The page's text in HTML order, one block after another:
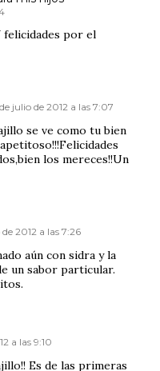
felicidades por el
julio de 2012 a las 7:07
se ve como tu bien
los mereces!!Un
2012 a las 7:26
aún con sidra y la
un sabor particular.
a las 9:10
Es de las primeras